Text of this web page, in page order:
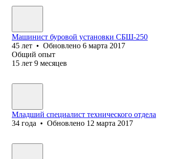
Машинист буровой установки СБШ-250
45 лет • Обновлено 6 марта 2017
Общий опыт
15 лет 9 месяцев
Младший специалист технического отдела
34 года • Обновлено 12 марта 2017